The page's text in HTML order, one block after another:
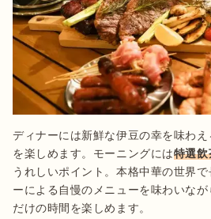
ディナーには新鮮な伊豆の幸を味わ
を楽しめます。モーニングには特選飲
うれしいポイント。本格中華の世界
ーによる自慢のメニューを味わいな
だけの時間を楽しめます。